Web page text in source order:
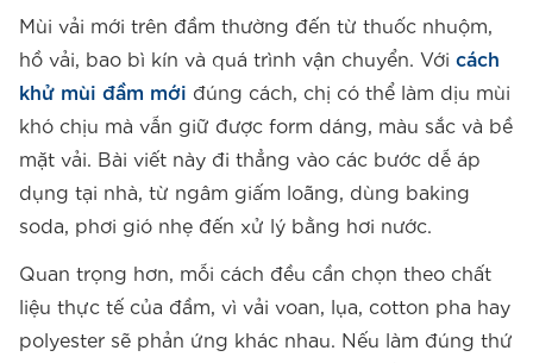
Mùi vải mới trên đầm thường đến từ thuốc nhuộm,
hồ vải, bao bì kín và quá trình vận chuyển. Với cách
khử mùi đầm mới đúng cách, chị có thể làm dịu mùi
khó chịu mà vẫn giữ được form dáng, màu sắc và bề
mặt vải. Bài viết này đi thẳng vào các bước dễ áp
dụng tại nhà, từ ngâm giấm loãng, dùng baking
soda, phơi gió nhẹ đến xử lý bằng hơi nước.
Quan trọng hơn, mỗi cách đều cần chọn theo chất
liệu thực tế của đầm, vì vải voan, lụa, cotton pha hay
polyester sẽ phản ứng khác nhau. Nếu làm đúng thứ